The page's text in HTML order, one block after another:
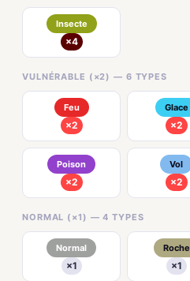
Insecte
×4
VULNÉRABLE (×2) — 6 TYPES
Feu
×2
Glace
×2
Poison
×2
Vol
×2
NORMAL (×1) — 4 TYPES
Normal
×1
Roche
×1